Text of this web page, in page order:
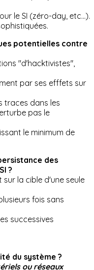
le SI (zéro-day, etc...).
potentielles contre
"d'hacktivistes",
par ses efffets sur
traces dans les
pas le
le minimum de
des
?
la cible d'une seule
fois sans
successives
du système ?
ou réseaux